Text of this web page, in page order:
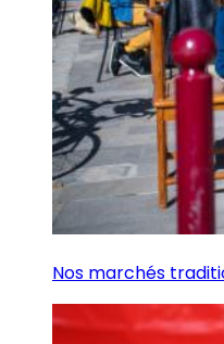
Nos marchés